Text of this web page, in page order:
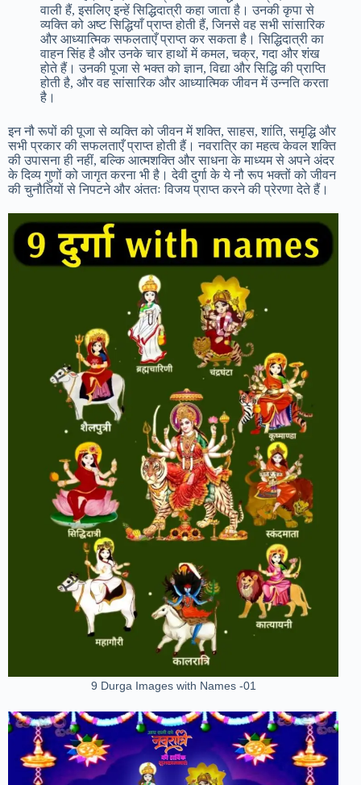
वाली हैं, इसलिए इन्हें सिद्धिदात्री कहा जाता है। उनकी कृपा से
व्यक्ति को अष्ट सिद्धियाँ प्राप्त होती हैं, जिनसे वह सभी सांसारिक
और आध्यात्मिक सफलताएँ प्राप्त कर सकता है। सिद्धिदात्री का
वाहन सिंह है और उनके चार हाथों में कमल, चक्र, गदा और शंख
होते हैं। उनकी पूजा से भक्त को ज्ञान, विद्या और सिद्धि की प्राप्ति
होती है, और वह सांसारिक और आध्यात्मिक जीवन में उन्नति करता
है।
इन नौ रूपों की पूजा से व्यक्ति को जीवन में शक्ति, साहस, शांति, समृद्धि और
सभी प्रकार की सफलताएँ प्राप्त होती हैं। नवरात्रि का महत्व केवल शक्ति
की उपासना ही नहीं, बल्कि आत्मशक्ति और साधना के माध्यम से अपने अंदर
के दिव्य गुणों को जागृत करना भी है। देवी दुर्गा के ये नौ रूप भक्तों को जीवन
की चुनौतियों से निपटने और अंततः विजय प्राप्त करने की प्रेरणा देते हैं।
9 Durga Images with Names -01